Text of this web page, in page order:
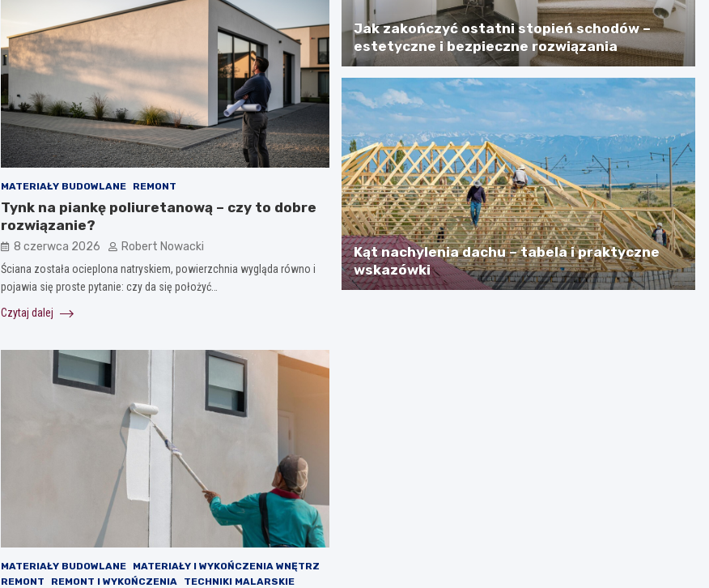
MATERIAŁY BUDOWLANE REMONT
Tynk na piankę poliuretanową – czy to dobre
rozwiązanie?
8 czerwca 2026 Robert Nowacki
Ściana została ocieplona natryskiem, powierzchnia wygląda równo i
pojawia się proste pytanie: czy da się położyć…
Czytaj dalej
MATERIAŁY BUDOWLANE
MATERIAŁY I WYKOŃCZENIA WNĘTRZ
REMONT
REMONT I WYKOŃCZENIA TECHNIKI MALARSKIE
Jak zakończyć ostatni stopień schodów –
estetyczne i bezpieczne rozwiązania
Kąt nachylenia dachu – tabela i praktyczne
wskazówki